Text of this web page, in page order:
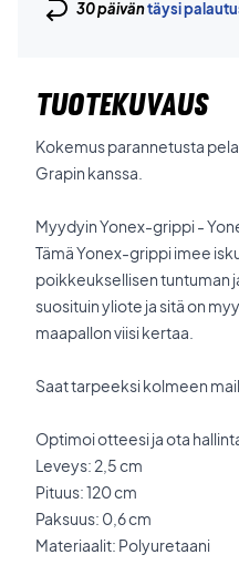
30 päiväntäysi
TUOTEKUVAUS
Kokemus parannetusta
Grapin kanssa.
Myydyin Yonex-grippi -
Tämä Yonex-grippi imee
poikkeuksellisen tuntuman
suosituin yliote ja sitä on
maapallon viisi kertaa.
Saat tarpeeksi kolmeen
Optimoi otteesi ja ota
Leveys: 2,5 cm
Pituus: 120 cm
Paksuus: 0,6 cm
Materiaalit: Polyuretaani